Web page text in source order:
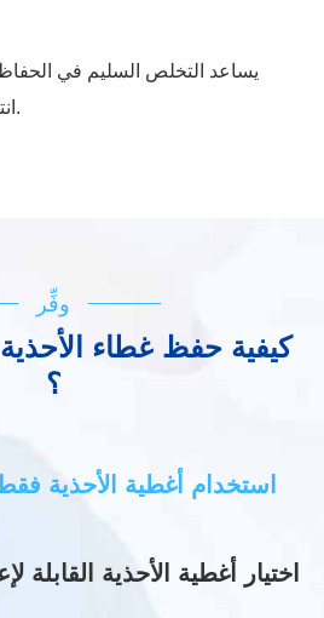
يساعد التخلص السليم في
انتشار الأمراض أو الملوثات.
وفِّر
كيفية حفظ غطاء
؟
استخدام أغطية الأحذية
اختيار أغطية الأحذية القابلة